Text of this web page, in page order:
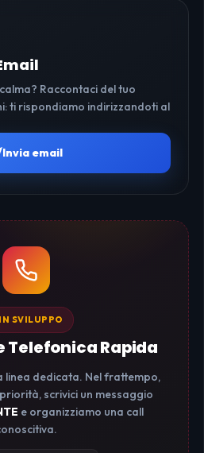
Raccontaci del tuo
ti rispondiamo indirizzandoti al
Invia email
IN SVILUPPO
Telefonica Rapida
linea dedicata. Nel frattempo,
scrivici un messaggio
e organizziamo una call